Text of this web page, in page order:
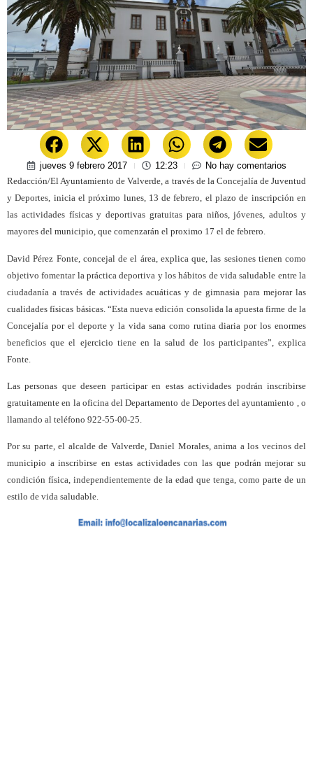
jueves 9 febrero 2017 12:23
No hay comentarios
Redacción/El Ayuntamiento de Valverde, a través de la Concejalía de Juventud
y Deportes, inicia el próximo lunes, 13 de febrero, el plazo de inscripción en
las actividades físicas y deportivas gratuitas para niños, jóvenes, adultos y
mayores del municipio, que comenzarán el proximo 17 el de febrero.
David Pérez Fonte, concejal de el área, explica que, las sesiones tienen como
objetivo fomentar la práctica deportiva y los hábitos de vida saludable entre la
ciudadanía a través de actividades acuáticas y de gimnasia para mejorar las
cualidades físicas básicas. “Esta nueva edición consolida la apuesta firme de la
Concejalía por el deporte y la vida sana como rutina diaria por los enormes
beneficios que el ejercicio tiene en la salud de los participantes”, explica
Fonte.
Las personas que deseen participar en estas actividades podrán inscribirse
gratuitamente en la oficina del Departamento de Deportes del ayuntamiento , o
llamando al teléfono 922-55-00-25.
Por su parte, el alcalde de Valverde, Daniel Morales, anima a los vecinos del
municipio a inscribirse en estas actividades con las que podrán mejorar su
condición física, independientemente de la edad que tenga, como parte de un
estilo de vida saludable.